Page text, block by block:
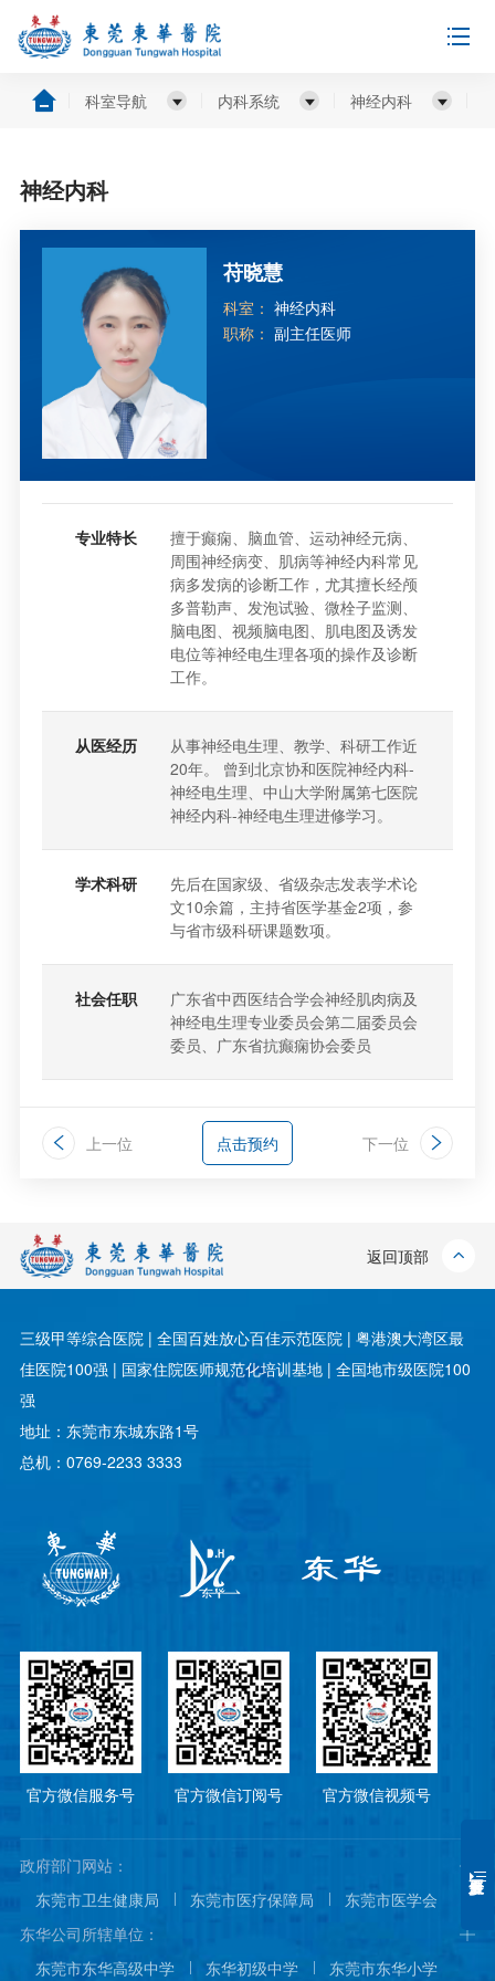
科室导航 内科系统 神经内科
神经内科
苻晓慧
科室： 神经内科
职称： 副主任医师
专业特长
擅于癫痫、脑血管、运动神经元病、
周围神经病变、肌病等神经内科常见
病多发病的诊断工作，尤其擅长经颅
多普勒声、发泡试验、微栓子监测、
脑电图、视频脑电图、肌电图及诱发
电位等神经电生理各项的操作及诊断
工作。
从医经历
从事神经电生理、教学、科研工作近
20年。 曾到北京协和医院神经内科-
神经电生理、中山大学附属第七医院
神经内科-神经电生理进修学习。
学术科研
先后在国家级、省级杂志发表学术论
文10余篇，主持省医学基金2项，参
与省市级科研课题数项。
社会任职
广东省中西医结合学会神经肌肉病及
神经电生理专业委员会第二届委员会
委员、广东省抗癫痫协会委员
上一位 点击预约 下一位
返回顶部
三级甲等综合医院 | 全国百姓放心百佳示范医院 | 粤港澳大湾区最
佳医院100强 | 国家住院医师规范化培训基地 | 全国地市级医院100
强
地址：东莞市东城东路1号
总机：0769-2233 3333
官方微信服务号 官方微信订阅号 官方微信视频号
政府部门网站：
东莞市卫生健康局
东莞市医疗保障局
东莞市医学会
东莞市医院协会
东华公司所辖单位：
东莞市东华高级中学
东华初级中学 东莞市东华小学